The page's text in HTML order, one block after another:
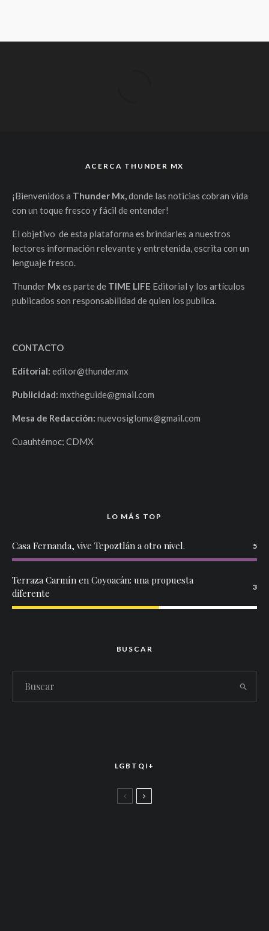
ACERCA THUNDER MX
¡Bienvenidos a Thunder Mx,donde las noticias cobran vida
con un toque fresco y fácil de entender!
El objetivo de esta plataforma es brindarles a nuestros
lectores información relevante y entretenida, escrita con un
lenguaje fresco.
Thunder Mxes parte de TIME LIFE Editorial y los artículos
publicados son responsabilidad de quien los publica.
CONTACTO
Editorial: editor@thunder.mx
Publicidad: mxtheguide@gmail.com
Mesa de Redacción: nuevosiglomx@gmail.com
Cuauhtémoc; CDMX
LO MÁS TOP
Casa Fernanda, vive Tepoztlán a otro nivel. 5
Terraza Carmín en Coyoacán: una propuesta
diferente
3
BUSCAR
LGBTQI+